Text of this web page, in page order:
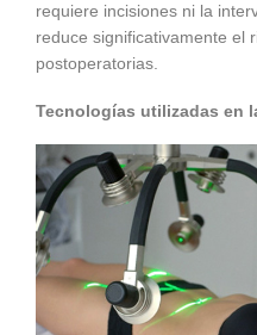
requiere incisiones ni la
reduce significativamente el
postoperatorias.
Tecnologías utilizadas en